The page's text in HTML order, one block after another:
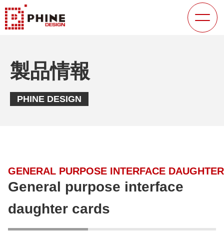
製品情報
PHINE DESIGN
GENERAL PURPOSE INTERFACE
General purpose interface
daughter cards